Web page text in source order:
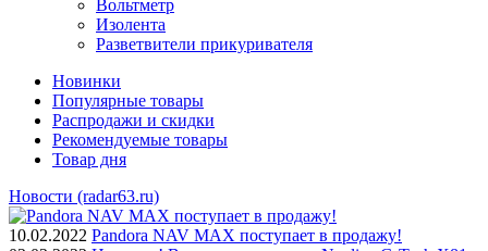
Вольтметр
Изолента
Разветвители прикуривателя
Новинки
Популярные товары
Распродажи и скидки
Рекомендуемые товары
Товар дня
Новости (radar63.ru)
10.02.2022 Pandora NAV MAX поступает в продажу!